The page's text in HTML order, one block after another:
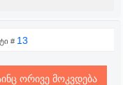
# 13
ორივე მოკვდება